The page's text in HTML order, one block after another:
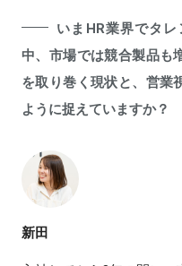
いまHR業界でタ
中、市場では競合製品も
を取り巻く現状と、営業
ように捉えていますか？
新田